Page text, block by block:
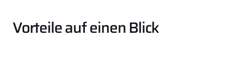
Vorteile auf einen Blick